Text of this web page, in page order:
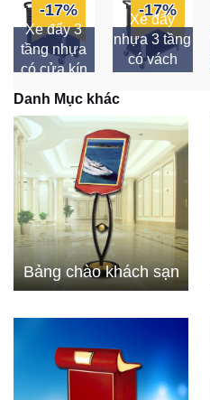
-17%
Xe đẩy 3
tầng nhựa
có cửa kín
-17%
Xe đẩy
nhựa 3 tầng
có vách
Danh Mục khác
Bảng chào khách sạn